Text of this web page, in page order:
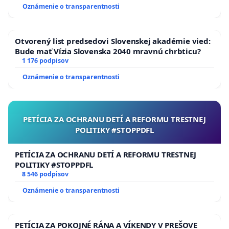
a mestského zastupiteľstva, len rozhodnutím
podvod na občanoch a žiadame Vás o zrušenie
uznesenia a zrušenie verejnej obchodnej súťaže na
predaj budovy, ktorú občania mesta potrebujú pre
svoje účely. Zároveň petičný výbor a my, nižšie
volených zástupcov v meste, aby okamžite začali
rokovať o získaní budovy do rúk mesta, či už formou
predaja, alebo dlhodobého nájmu.
Petičný výbor:
PhDr. Roman Lebeda MBA
osoba na zastupovanie v styku s
Erika Morová, poslankyňa MsZ v Hnúšti
Oznámenie o transparentnosti
Otvorený list predsedovi Slovenskej akadémie vied:
Bude mať Vízia Slovenska 2040 mravnú chrbticu?
1 176 podpisov
Oznámenie o transparentnosti
PETÍCIA ZA OCHRANU DETÍ A REFORMU TRESTNEJ
POLITIKY #STOPPDFL
PETÍCIA ZA OCHRANU DETÍ A REFORMU TRESTNEJ
POLITIKY #STOPPDFL
8 546 podpisov
Oznámenie o transparentnosti
PETÍCIA ZA POKOJNÉ RÁNA A VÍKENDY V PREŠOVE